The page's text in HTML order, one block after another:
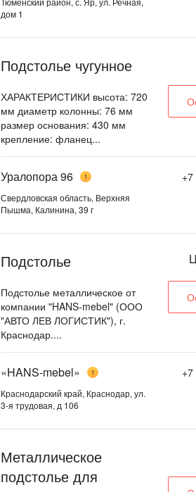
дом 1
Подстолье чугунное
ХАРАКТЕРИСТИКИ высота: 720
мм диаметр колонны: 76 мм
размер основания: 430 мм
крепление: фланец...
Уралопора 96 1
Свердловская область, Верхняя
Пышма, Калинина, 39 г
+7
Подстолье
Подстолье металлическое от
компании "HANS-mebel" (ООО
"АВТО ЛЕВ ЛОГИСТИК"), г.
Краснодар....
«HANS-mebel» 1
Краснодарский край, Краснодар, ул.
3-я трудовая, д 106
+7
Металлическое
подстолье для